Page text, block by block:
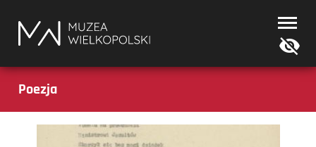
Muzea
Wielkopolski
Poezja